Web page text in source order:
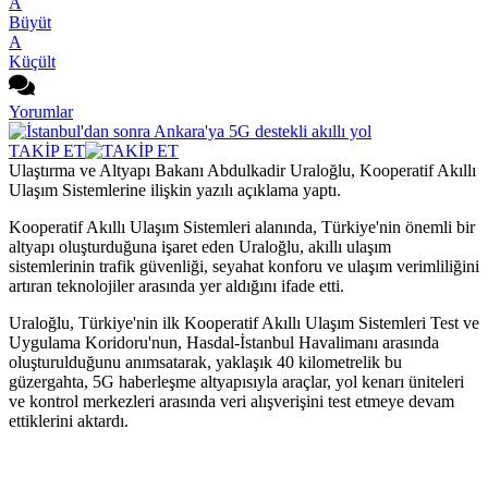
Büyüt
A
Küçült
Yorumlar
TAKİP ET
Ulaştırma ve Altyapı Bakanı Abdulkadir Uraloğlu, Kooperatif Akıllı
Ulaşım Sistemlerine ilişkin yazılı açıklama yaptı.
Kooperatif Akıllı Ulaşım Sistemleri alanında, Türkiye'nin önemli bir
altyapı oluşturduğuna işaret eden Uraloğlu, akıllı ulaşım
sistemlerinin trafik güvenliği, seyahat konforu ve ulaşım verimliliğini
artıran teknolojiler arasında yer aldığını ifade etti.
Uraloğlu, Türkiye'nin ilk Kooperatif Akıllı Ulaşım Sistemleri Test ve
Uygulama Koridoru'nun, Hasdal-İstanbul Havalimanı arasında
oluşturulduğunu anımsatarak, yaklaşık 40 kilometrelik bu
güzergahta, 5G haberleşme altyapısıyla araçlar, yol kenarı üniteleri
ve kontrol merkezleri arasında veri alışverişini test etmeye devam
ettiklerini aktardı.